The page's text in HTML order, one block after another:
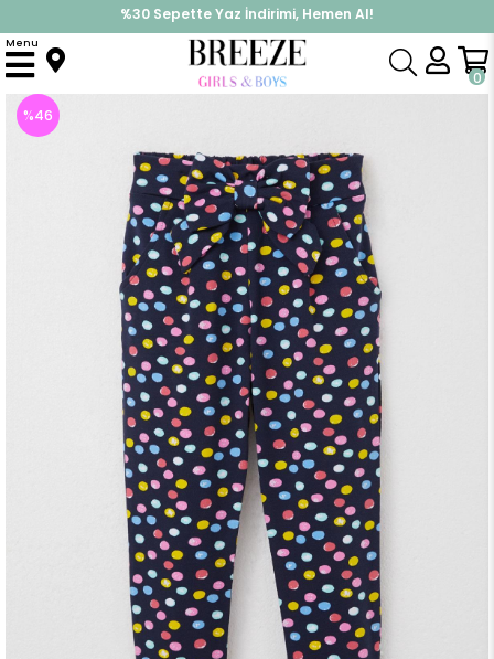
%30 Sepette Yaz İndirimi, Hemen Al!
İndirimlere ek %10 İndirimi Kap, Hemen Üye Ol!
0
Menu
Anasayfa Alt Giyim Tayt
%46